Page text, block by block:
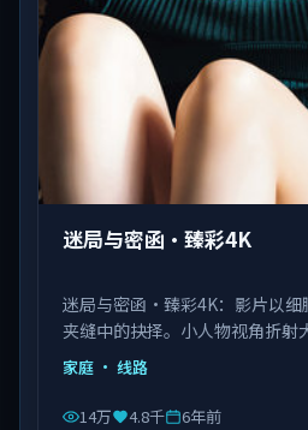
迷局与密函·臻彩4K
迷局与密函·臻彩4K：影片以细
夹缝中的抉择。小人物视角折射
执导，刘德华、王景春、王凯等
为家庭。
家庭 · 线路
14万 4.8千 6年前